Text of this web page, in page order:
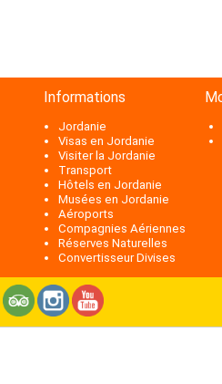
Informations
Jordanie
Visas en Jordanie
Visiter la Jordanie
Transport
Hôtels en Jordanie
Musées en Jordanie
Aéroports
Compagnies Aériennes
Réserves Naturelles
Convertisseur Divises